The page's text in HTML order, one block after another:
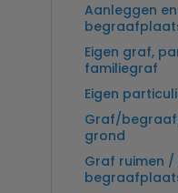
Aanleggen
Eigen graf,
familiegraf
Eigen
Graf/
grond
Graf ruimen /